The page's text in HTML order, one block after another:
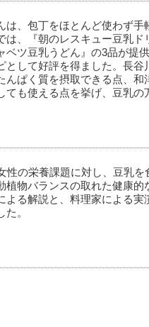
、包丁をほとんど使わず手
は、『朝のレスキュー豆乳ド
ツ豆乳うどん』の3品が提
して好評を得ました。長谷
んぱく質を摂取できる点、
も使える点を挙げ、豆乳の
性の栄養課題に対し、豆乳
植物バランスの取れた健康
よる解説と、料理家による実
。